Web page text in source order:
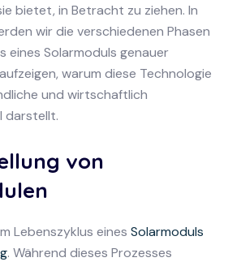
bietet, in Betracht zu ziehen. In
wir die verschiedenen Phasen
eines Solarmoduls genauer
warum diese Technologie
und wirtschaftlich
darstellt.
von
Lebenszyklus eines Solarmoduls
. Während dieses Prozesses